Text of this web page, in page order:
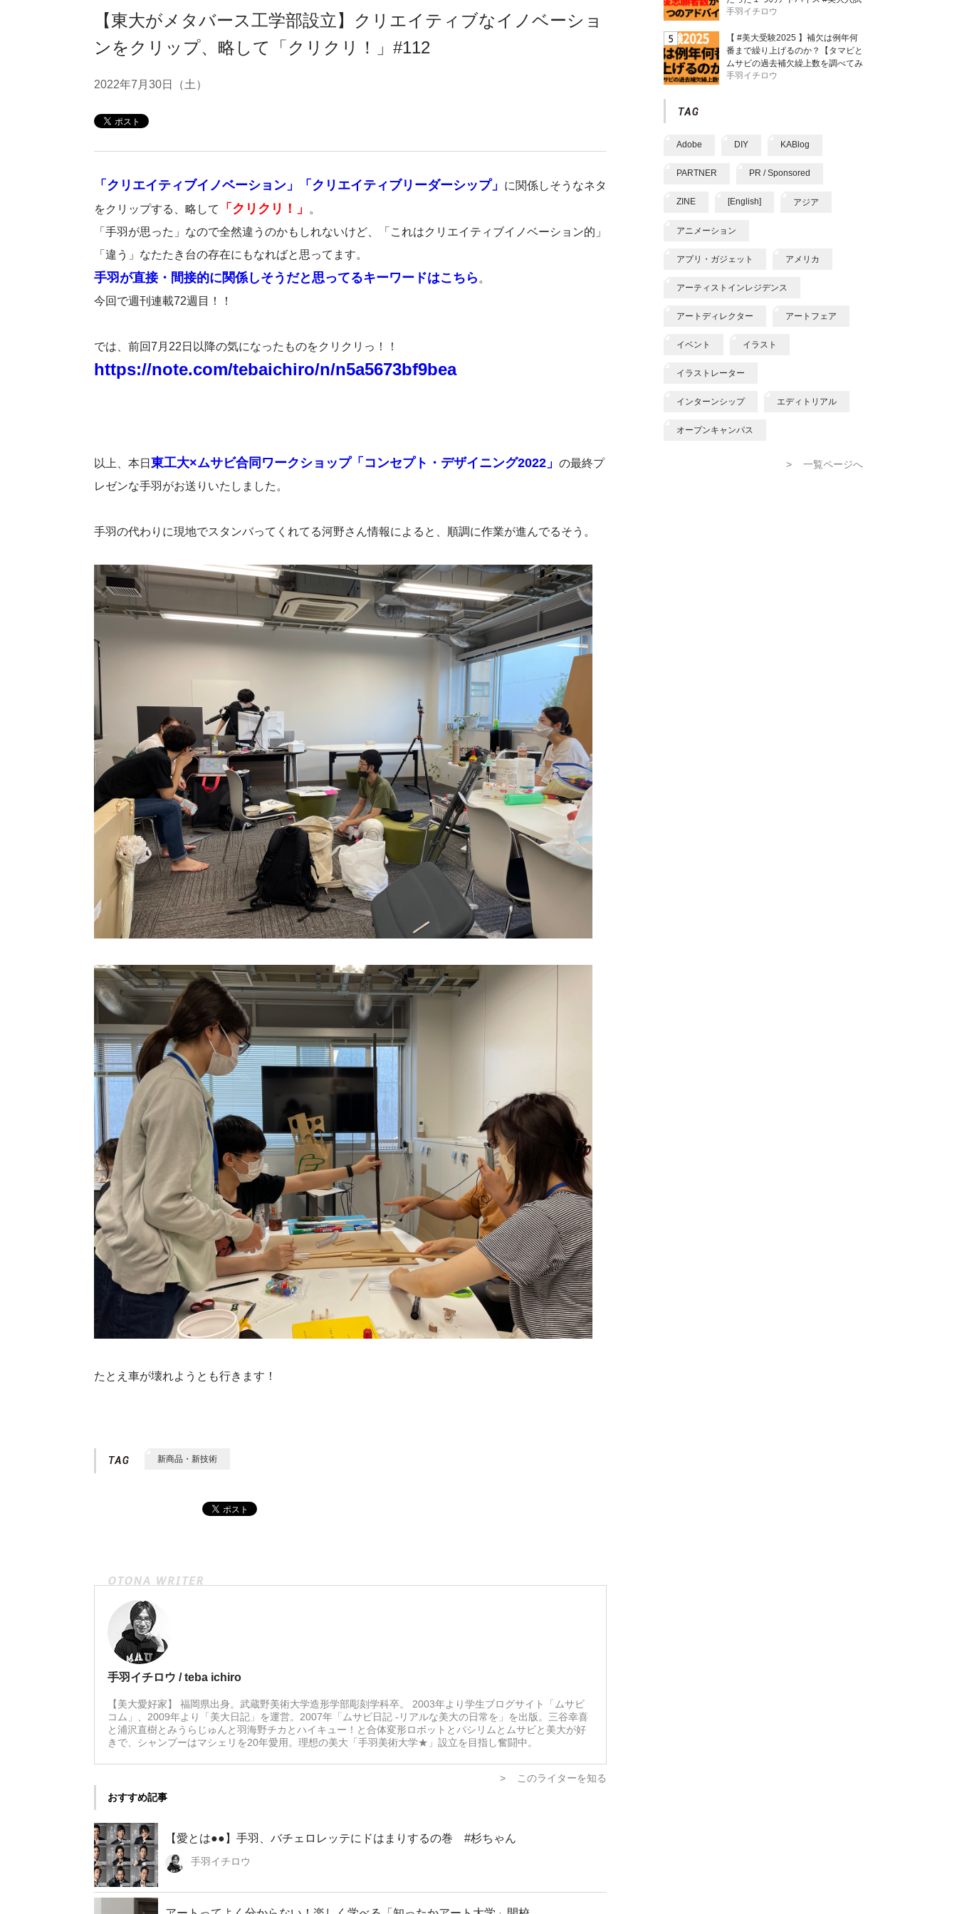
【東大がメタバース工学部設立】クリエイティブなイノベーショ
ンをクリップ、略して「クリクリ！」#112
2022年7月30日（土）
「クリエイティブイノベーション」「クリエイティブリーダーシップ」
に関係しそうなネタ
をクリップする、略して
「クリクリ！」
。
「手羽が思った」なので全然違うのかもしれないけど、「これはクリエイティブイノベーション的」
「違う」なたたき台の存在にもなればと思ってます。
手羽が直接・間接的に関係しそうだと思ってるキーワードはこちら 。
今回で週刊連載72週目！！
では、前回7月22日以降の気になったものをクリクリっ！！
https://note.com/tebaichiro/n/n5a5673bf9bea
以上、本日 東工大×ムサビ合同ワークショップ「コンセプト・デザイニング2022」 の最終プ
レゼンな手羽がお送りいたしました。
手羽の代わりに現地でスタンバってくれてる河野さん情報によると、順調に作業が進んでるそう。
たとえ車が壊れようとも行きます！
新商品・新技術
手羽イチロウ / teba ichiro
【美大愛好家】 福岡県出身。武蔵野美術大学造形学部彫刻学科卒。 2003年より学生ブログサイト「ムサビ
コム」、2009年より「美大日記」を運営。2007年「ムサビ日記 -リアルな美大の日常を」を出版。三谷幸喜
と浦沢直樹とみうらじゅんと羽海野チカとハイキュー！と合体変形ロボットとパシリムとムサビと美大が好
きで、シャンプーはマシェリを20年愛用。理想の美大「手羽美術大学★」設立を目指し奮闘中。
>
このライターを知る
おすすめ記事
【愛とは●●】手羽、バチェロレッテにドはまりするの巻 #杉ちゃん
手羽イチロウ
手羽イチロウ
【 #美大受験2025 】補欠は例年何
番まで繰り上げるのか？【タマビと
ムサビの過去補欠繰上数を調べてみ
た】
手羽イチロウ
Adobe DIY KABlog
PARTNER PR / Sponsored
ZINE [English] アジア
アニメーション
アプリ・ガジェット アメリカ
アーティストインレジデンス
アートディレクター アートフェア
イベント イラスト
イラストレーター
インターンシップ エディトリアル
オープンキャンパス
> 一覧ページへ